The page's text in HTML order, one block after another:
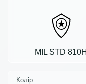
MIL STD 810H
Колір: